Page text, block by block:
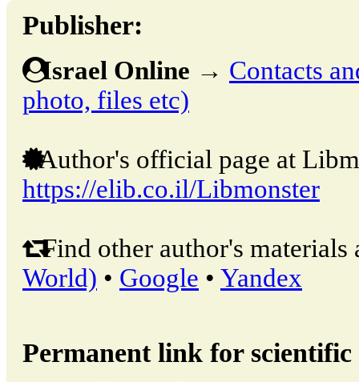
Publisher:
Israel Online → Contacts
photo, files etc)
Author's official page at
https://elib.co.il/Libmonster
Find other author's materials
World) • Google • Yandex
Permanent link for